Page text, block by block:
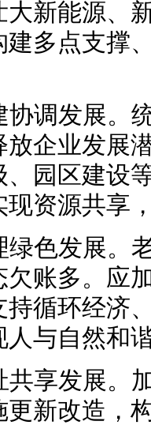
大新能源、
建多点支撑
协调发展。
放企业发展
园区建设
资源共享
绿色发展。
欠账多。应
持循环经济
与自然和
共享发展。
新改造，